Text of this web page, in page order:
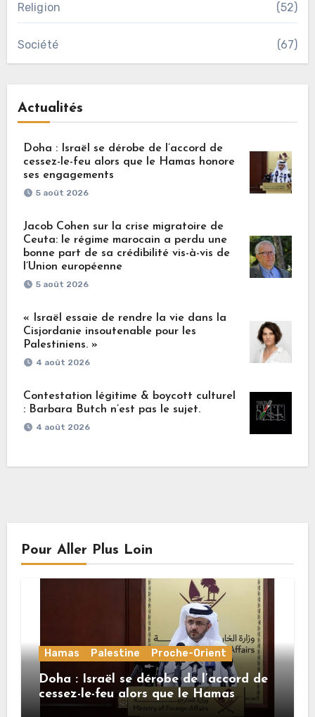
Religion (52)
Société (67)
Actualités
Doha : Israël se dérobe de l’accord de
cessez-le-feu alors que le Hamas honore
ses engagements
5 août 2026
Jacob Cohen sur la crise migratoire de
Ceuta: le régime marocain a perdu une
bonne part de sa crédibilité vis-à-vis de
l’Union européenne
5 août 2026
« Israël essaie de rendre la vie dans la
Cisjordanie insoutenable pour les
Palestiniens. »
4 août 2026
Contestation légitime & boycott culturel
: Barbara Butch n’est pas le sujet.
4 août 2026
Pour Aller Plus Loin
Hamas Palestine Proche-Orient
Doha : Israël se dérobe de l’accord de
cessez-le-feu alors que le Hamas
honore ses engagements